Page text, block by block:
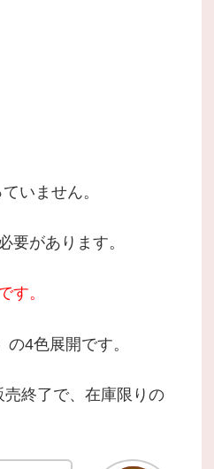
いません。
要があります。
す。
4色展開です。
終了で、在庫限りの